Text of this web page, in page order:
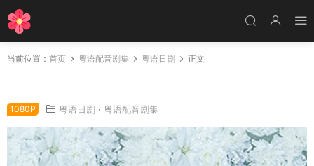
当前位置： 首页 粤语配音剧集 粤语日剧 正文
1080P 粤语日剧 · 粤语配音剧集